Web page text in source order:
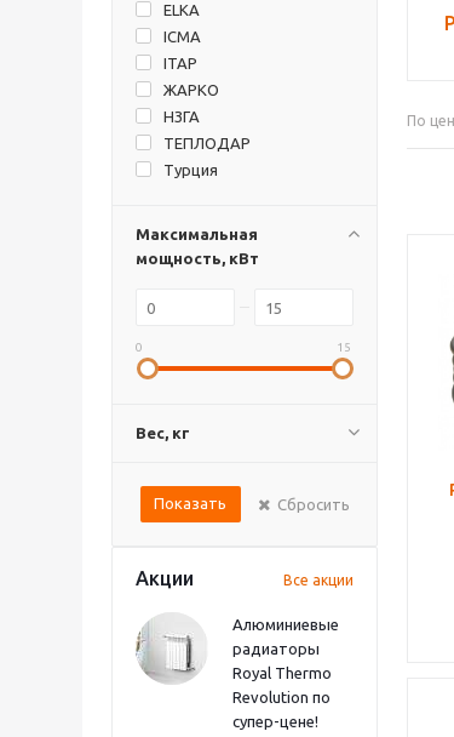
ELKA
ICMA
ITAP
ЖАРКО
НЗГА
ТЕПЛОДАР
Турция
Максимальная
мощность, кВт
0 15
Вес, кг
Показать Сбросить
Акции Все акции
Алюминиевые
радиаторы
Royal Thermo
Revolution по
супер-цене!
По